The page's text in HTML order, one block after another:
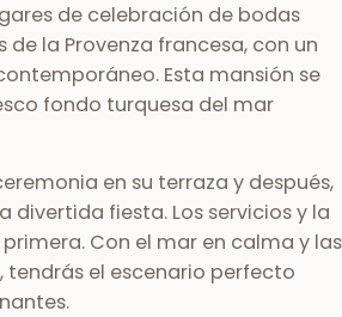
de celebración de bodas
la Provenza francesa, con un
Esta mansión se
fondo turquesa del mar
en su terraza y después,
divertida fiesta. Los servicios y la
Con el mar en calma y las
tendrás el escenario perfecto